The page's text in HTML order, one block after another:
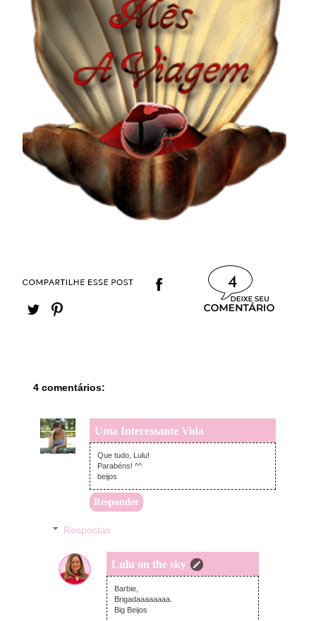
4
4 comentários:
Uma Interessante Vida
quarta-feira, maio 01, 2013
Que tudo, Lulu!
Parabéns! ^^
beijos
Responder
Respostas
Lulu on the sky
sexta-feira, maio 03, 2013
Barbie,
Brigadaaaaaaaa.
Big Beijos